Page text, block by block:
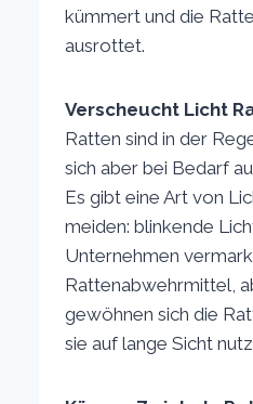
kümmert und die
ausrottet.
Verscheucht Licht
Ratten sind in der
sich aber bei Bedarf
Es gibt eine Art von
meiden: blinkende
Unternehmen
Rattenabwehrmittel,
gewöhnen sich die
sie auf lange Sicht